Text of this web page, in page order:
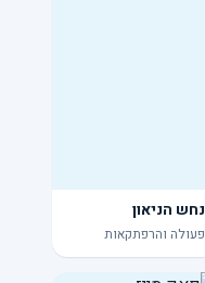
נחש הניאון
פעולה והרפתקאות